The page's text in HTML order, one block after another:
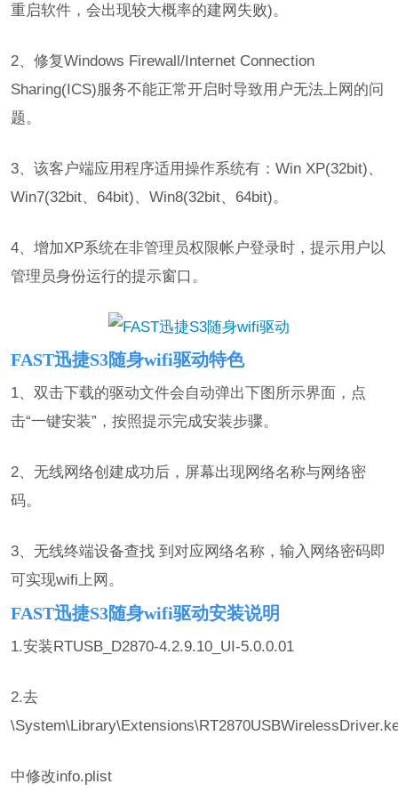
重启软件，会出现较大概率的建网失败)。
2、修复Windows Firewall/Internet Connection
Sharing(ICS)服务不能正常开启时导致用户无法上网的问
题。
3、该客户端应用程序适用操作系统有：Win XP(32bit)、
Win7(32bit、64bit)、Win8(32bit、64bit)。
4、增加XP系统在非管理员权限帐户登录时，提示用户以
管理员身份运行的提示窗口。
FAST迅捷S3随身wifi驱动特色
1、双击下载的驱动文件会自动弹出下图所示界面，点
击“一键安装”，按照提示完成安装步骤。
2、无线网络创建成功后，屏幕出现网络名称与网络密
码。
3、无线终端设备查找 到对应网络名称，输入网络密码即
可实现wifi上网。
FAST迅捷S3随身wifi驱动安装说明
1.安装RTUSB_D2870-4.2.9.10_UI-5.0.0.01
2.去
中修改info.plist